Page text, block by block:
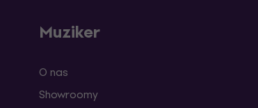
Muziker
O nas
Showroomy